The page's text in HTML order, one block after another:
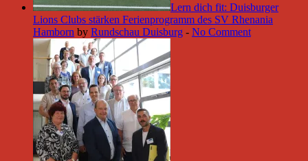
Lern dich fit: Duisburger
Lions Clubs stärken Ferienprogramm des SV Rhenania
Hamborn by Rundschau Duisburg - No Comment